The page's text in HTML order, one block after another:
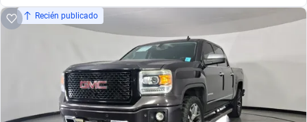
Recién publicado